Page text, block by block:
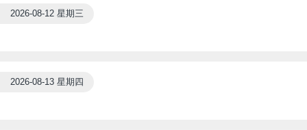
2026-08-12 星期三
2026-08-13 星期四